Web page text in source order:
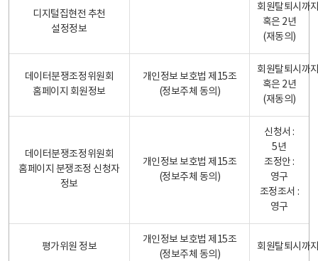
디지털집현전 추천
설정정보
회원탈퇴시까
혹은 2년
(재동의)
데이터분쟁조정위원회
홈페이지 회원정보
개인정보 보호법 제15조
(정보주체 동의)
회원탈퇴시까
혹은 2년
(재동의)
데이터분쟁조정위원회
홈페이지 분쟁조정 신청자
정보
개인정보 보호법 제15조
(정보주체 동의)
신청서 :
5년
조정안 :
영구
조정조서 :
영구
평가위원 정보
개인정보 보호법 제15조
(정보주체 동의)
회원탈퇴시까